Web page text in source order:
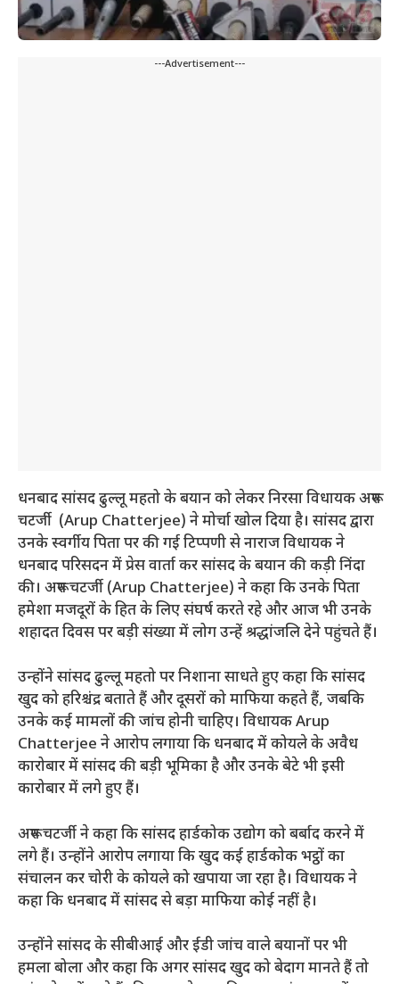
---Advertisement---
धनबाद सांसद ढुल्लू महतो के बयान को लेकर निरसा विधायक अरूप
चटर्जी (Arup Chatterjee) ने मोर्चा खोल दिया है। सांसद द्वारा
उनके स्वर्गीय पिता पर की गई टिप्पणी से नाराज विधायक ने
धनबाद परिसदन में प्रेस वार्ता कर सांसद के बयान की कड़ी निंदा
की। अरूप चटर्जी (Arup Chatterjee) ने कहा कि उनके पिता
हमेशा मजदूरों के हित के लिए संघर्ष करते रहे और आज भी उनके
शहादत दिवस पर बड़ी संख्या में लोग उन्हें श्रद्धांजलि देने पहुंचते हैं।
उन्होंने सांसद ढुल्लू महतो पर निशाना साधते हुए कहा कि सांसद
खुद को हरिश्चंद्र बताते हैं और दूसरों को माफिया कहते हैं, जबकि
उनके कई मामलों की जांच होनी चाहिए। विधायक Arup
Chatterjee ने आरोप लगाया कि धनबाद में कोयले के अवैध
कारोबार में सांसद की बड़ी भूमिका है और उनके बेटे भी इसी
कारोबार में लगे हुए हैं।
अरूप चटर्जी ने कहा कि सांसद हार्डकोक उद्योग को बर्बाद करने में
लगे हैं। उन्होंने आरोप लगाया कि खुद कई हार्डकोक भट्ठों का
संचालन कर चोरी के कोयले को खपाया जा रहा है। विधायक ने
कहा कि धनबाद में सांसद से बड़ा माफिया कोई नहीं है।
उन्होंने सांसद के सीबीआई और ईडी जांच वाले बयानों पर भी
हमला बोला और कहा कि अगर सांसद खुद को बेदाग मानते हैं तो